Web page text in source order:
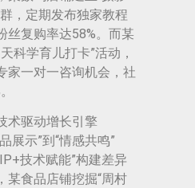
，定期发布独家教程
丝复购率达58%。而某
科学育儿打卡”活动，
家一对一咨询机会，社
术驱动增长引擎
展示”到“情感共鸣”
技术赋能”构建差异
某食品店铺挖掘“周村